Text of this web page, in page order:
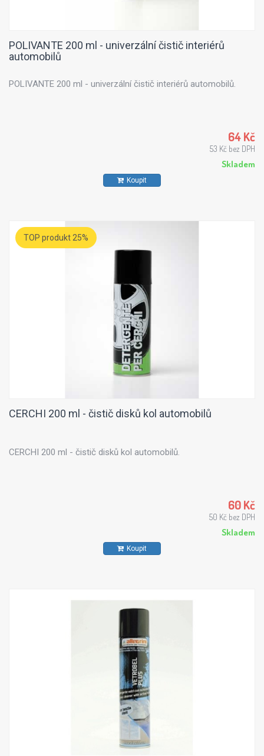
POLIVANTE 200 ml - univerzální čistič interiérů
automobilů
POLIVANTE 200 ml - univerzální čistič interiérů automobilů.
64 Kč
53 Kč bez DPH
Skladem
Koupit
TOP produkt 25%
CERCHI 200 ml - čistič disků kol automobilů
CERCHI 200 ml - čistič disků kol automobilů.
60 Kč
50 Kč bez DPH
Skladem
Koupit